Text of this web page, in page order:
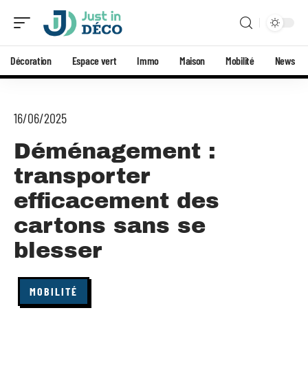
Décoration Espace vert Immo Maison Mobilité News
16/06/2025
Déménagement :
transporter
efficacement des
cartons sans se
blesser
MOBILITÉ